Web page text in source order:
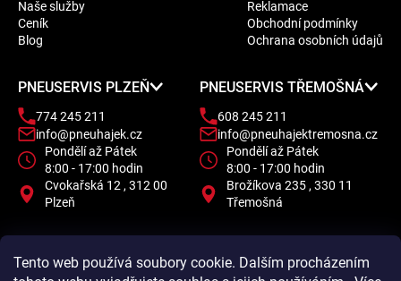
Tento web používá soubory cookie. Dalším procházením
Naše služby
Ceník
Blog
Reklamace
Obchodní podmínky
Ochrana osobních údajů
PNEUSERVIS PLZEŇ
774 245 211
info@pneuhajek.cz
Pondělí až Pátek
8:00 - 17:00 hodin
Cvokařská 12 , 312 00
Plzeň
PNEUSERVIS TŘEMOŠNÁ
608 245 211
info@pneuhajektremosna.cz
Pondělí až Pátek
8:00 - 17:00 hodin
Brožíkova 235 , 330 11
Třemošná